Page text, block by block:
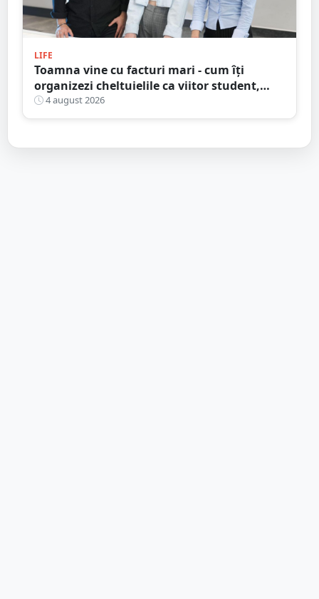
LIFE
Toamna vine cu facturi mari - cum îți
organizezi cheltuielile ca viitor student,
fără să dai totul peste cap
4 august 2026